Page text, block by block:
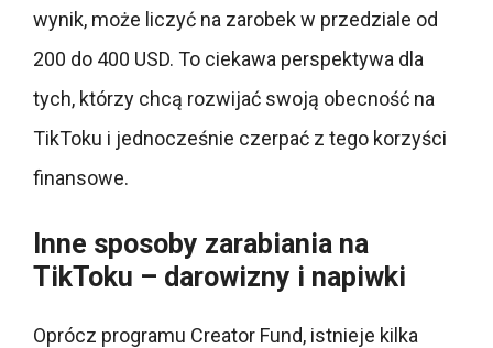
wynik, może liczyć na zarobek w przedziale od
200 do 400 USD. To ciekawa perspektywa dla
tych, którzy chcą rozwijać swoją obecność na
TikToku i jednocześnie czerpać z tego korzyści
finansowe.
Inne sposoby zarabiania na
TikToku – darowizny i napiwki
Oprócz programu Creator Fund, istnieje kilka